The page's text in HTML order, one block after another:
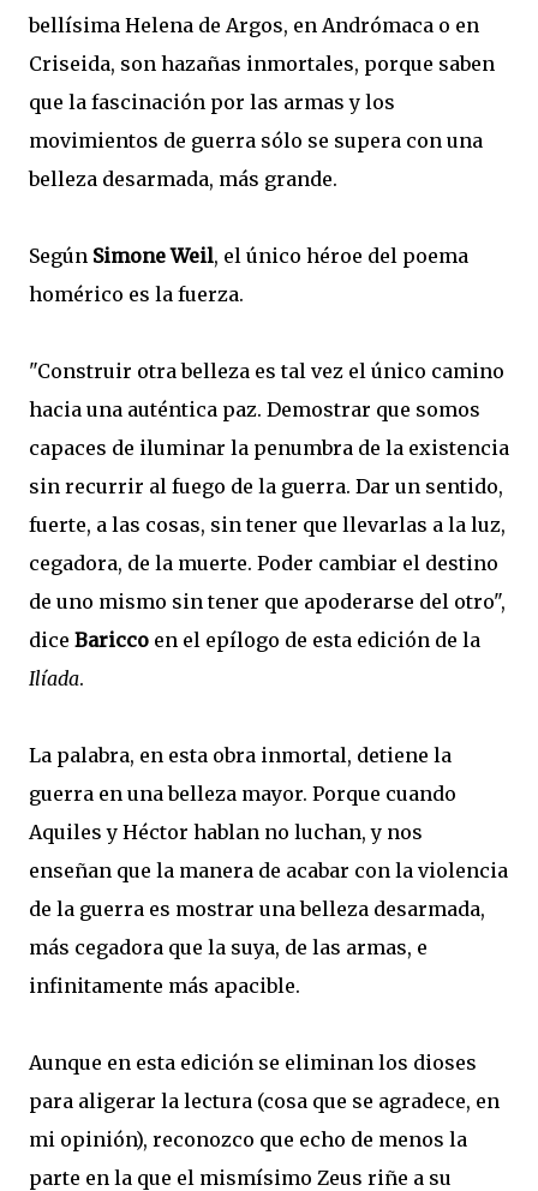
bellísima Helena de Argos, en Andrómaca o en
Criseida, son hazañas inmortales, porque saben
que la fascinación por las armas y los
movimientos de guerra sólo se supera con una
belleza desarmada, más grande.
Según Simone Weil, el único héroe del poema
homérico es la fuerza.
"Construir otra belleza es tal vez el único camino
hacia una auténtica paz. Demostrar que somos
capaces de iluminar la penumbra de la existencia
sin recurrir al fuego de la guerra. Dar un sentido,
fuerte, a las cosas, sin tener que llevarlas a la luz,
cegadora, de la muerte. Poder cambiar el destino
de uno mismo sin tener que apoderarse del otro",
dice Baricco en el epílogo de esta edición de la
Ilíada.
La palabra, en esta obra inmortal, detiene la
guerra en una belleza mayor. Porque cuando
Aquiles y Héctor hablan no luchan, y nos
enseñan que la manera de acabar con la violencia
de la guerra es mostrar una belleza desarmada,
más cegadora que la suya, de las armas, e
infinitamente más apacible.
Aunque en esta edición se eliminan los dioses
para aligerar la lectura (cosa que se agradece, en
mi opinión), reconozco que echo de menos la
parte en la que el mismísimo Zeus riñe a su